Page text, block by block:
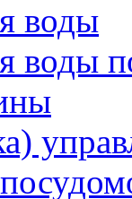
воды
воды